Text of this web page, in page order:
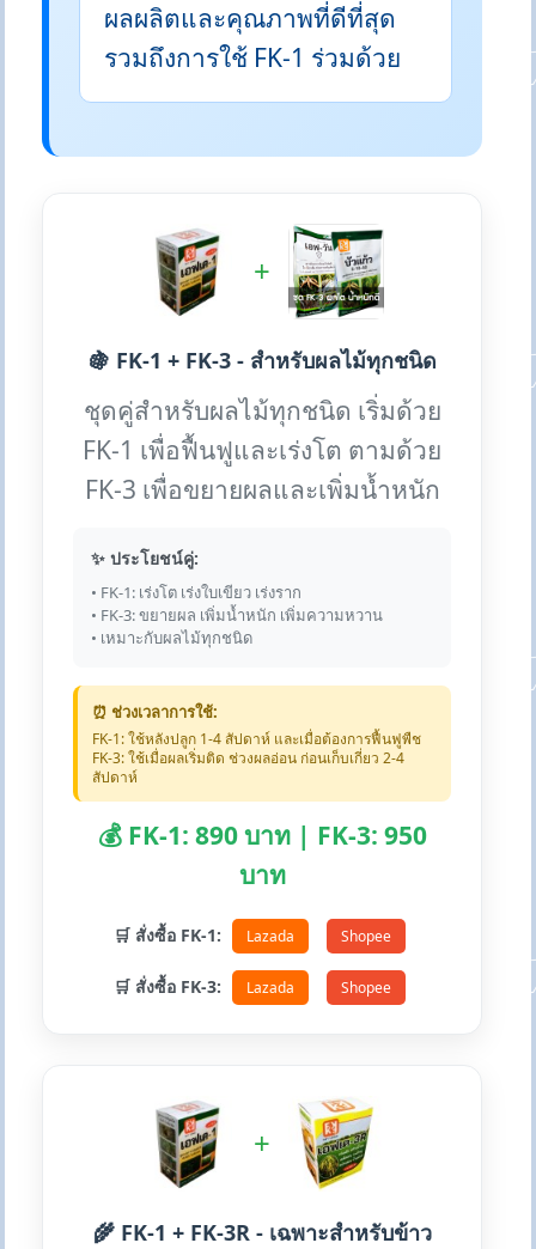
ผลผลิตและคุณภาพที่ดีที่สุด
รวมถึงการใช้ FK-1 ร่วมด้วย
+
🍇 FK-1 + FK-3 - สำหรับผลไม้ทุกชนิด
ชุดคู่สำหรับผลไม้ทุกชนิด เริ่มด้วย
FK-1 เพื่อฟื้นฟูและเร่งโต ตามด้วย
FK-3 เพื่อขยายผลและเพิ่มน้ำหนัก
✨ ประโยชน์คู่:
• FK-1: เร่งโต เร่งใบเขียว เร่งราก
• FK-3: ขยายผล เพิ่มน้ำหนัก เพิ่มความหวาน
• เหมาะกับผลไม้ทุกชนิด
⏰ ช่วงเวลาการใช้:
FK-1: ใช้หลังปลูก 1-4 สัปดาห์ และเมื่อต้องการฟื้นฟูพืช
FK-3: ใช้เมื่อผลเริ่มติด ช่วงผลอ่อน ก่อนเก็บเกี่ยว 2-4
สัปดาห์
💰 FK-1: 890 บาท | FK-3: 950
บาท
🛒 สั่งซื้อ FK-1: Lazada Shopee
🛒 สั่งซื้อ FK-3: Lazada Shopee
+
🌾 FK-1 + FK-3R - เฉพาะสำหรับข้าว